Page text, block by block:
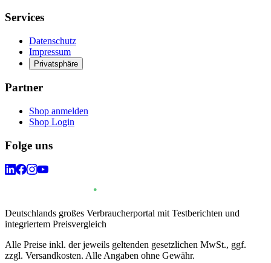
Services
Datenschutz
Impressum
Privatsphäre
Partner
Shop anmelden
Shop Login
Folge uns
Deutschlands großes Verbraucherportal mit Testberichten und
integriertem Preisvergleich
Alle Preise inkl. der jeweils geltenden gesetzlichen MwSt., ggf.
zzgl. Versandkosten. Alle Angaben ohne Gewähr.